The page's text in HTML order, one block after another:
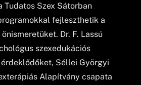
Tudatos Szex Sátorban
fejleszthetik a
Dr. F. Lassú
szexedukációs
Séllei Györgyi
Alapítvány csapata